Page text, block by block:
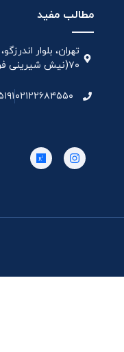
مطالب مفید
تهران، بلوار
۷۰(نیش شیرینی فروشی نیشکر)، واحد ۳۳ ، طبقه ۵
۰۲۱۲۲۶۸۴۵۵۰